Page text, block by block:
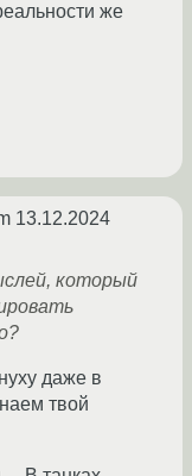
же
13.12.2024
который
даже в
твой